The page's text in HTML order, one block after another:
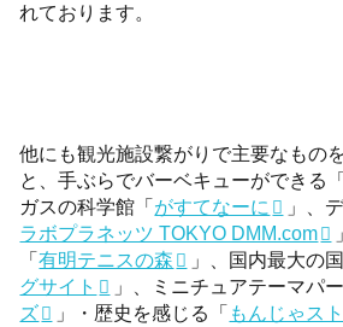
れております。
他にも観光施設繋がりで主要なもの
と、手ぶらでバーベキューができる
ガスの科学館「がすてなーに 」、
ラボプラネッツ TOKYO DMM.com
「有明テニスの森 」、国内最大の
グサイト
」、ミニチュアテーマパ
ズ
」・歴史を感じる「 もんじゃス